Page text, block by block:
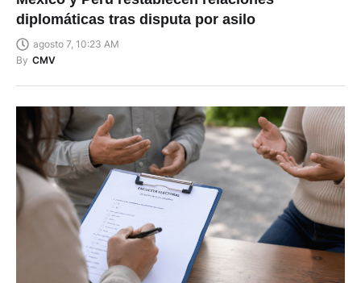
diplomáticas tras disputa por asilo
agosto 7, 10:23 AM
By CMV